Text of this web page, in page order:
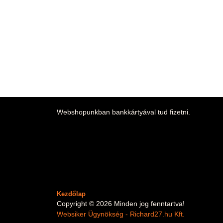
Webshopunkban bankkártyával tud fizetni.
Kezdőlap
Copyright © 2026 Minden jog fenntartva!
Websiker Ügynökség - Richard27.hu Kft.